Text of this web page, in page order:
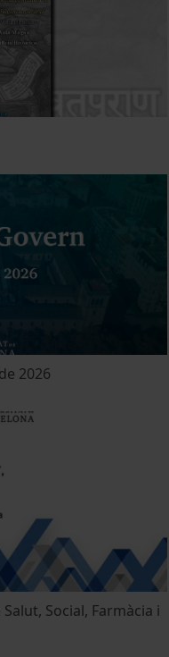
2026
Social, Farmàcia i